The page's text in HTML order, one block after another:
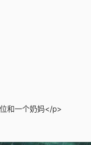
和一个奶妈</p>